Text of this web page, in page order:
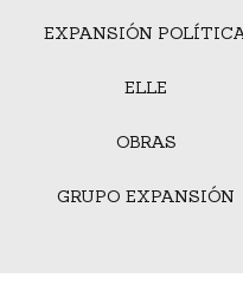
EXPANSIÓN
ELLE
OBRAS
GRUPO EXPANSIÓN